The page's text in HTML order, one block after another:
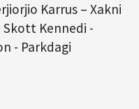
Karrus – Xakni
Skott Kennedi -
- Parkdagi